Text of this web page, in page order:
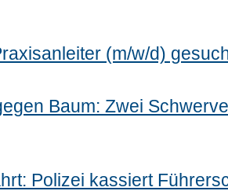
(m/w/d)
Baum: Zwei
Polizei kassiert